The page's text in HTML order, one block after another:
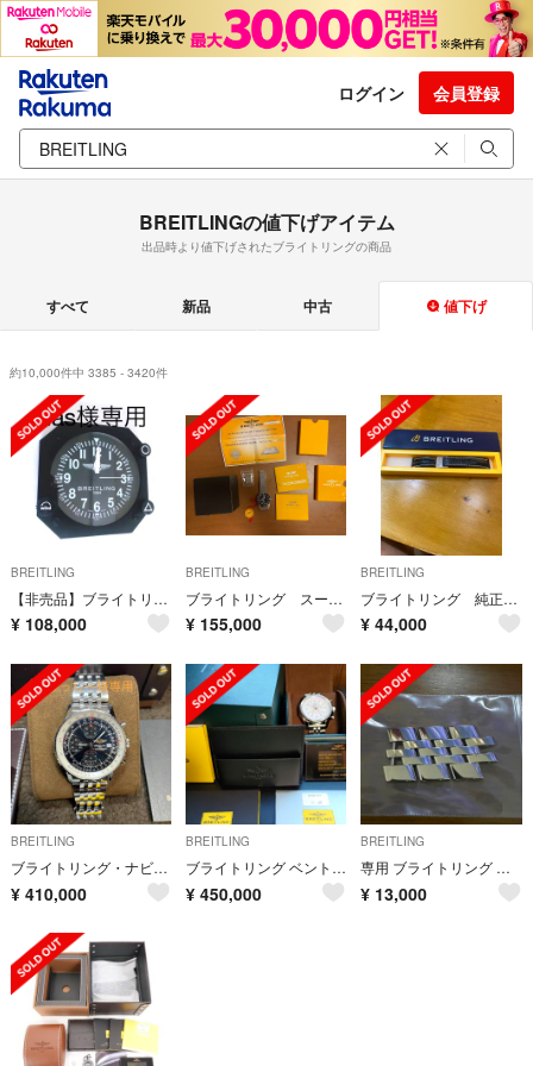
ログイン 会員登録
BREITLINGの値下げアイテム
出品時より値下げされたブライトリングの商品
すべて 新品 中古 値下げ
約10,000件中 3385 - 3420件
BREITLING
【非売品】ブライトリング 壁掛け
¥ 108,000
BREITLING
ブライトリング スーパーオーシャンヘリテージ46
¥ 155,000
BREITLING
ブライトリング 純正クロコベルト バックル付き
¥ 44,000
BREITLING
ブライトリング・ナビタイマーヘリテージ
¥ 410,000
BREITLING
ブライトリング ベントレー B05 ユニタイム
¥ 450,000
BREITLING
専用 ブライトリング クロノマット44 純正ベルトコマ
¥ 13,000